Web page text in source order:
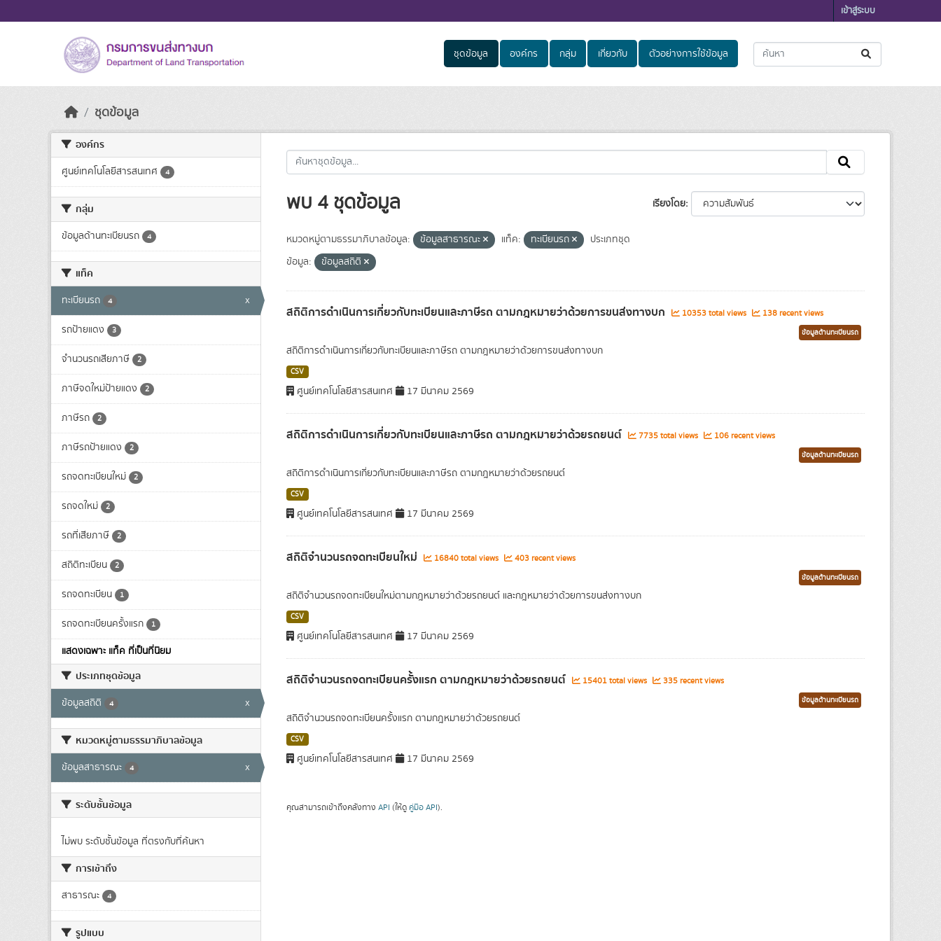
เข้าสู่ระบบ
ชุดข้อมูล องค์กร กลุ่ม เกี่ยวกับ ตัวอย่างการใช้ข้อมูล
ชุดข้อมูล
องค์กร
ศูนย์เทคโนโลยีสารสนเทศ 4
กลุ่ม
ข้อมูลด้านทะเบียนรถ 4
แท็ค
ทะเบียนรถ 4 x
รถป้ายแดง 3
จำนวนรถเสียภาษี 2
ภาษีจดใหม่ป้ายแดง 2
ภาษีรถ 2
ภาษีรถป้ายแดง 2
รถจดทะเบียนใหม่ 2
รถจดใหม่ 2
รถที่เสียภาษี 2
สถิติทะเบียน 2
รถจดทะเบียน 1
รถจดทะเบียนครั้งแรก 1
แสดงเฉพาะ แท็ค ที่เป็นที่นิยม
ประเภทชุดข้อมูล
ข้อมูลสถิติ 4 x
หมวดหมู่ตามธรรมาภิบาลข้อมูล
ข้อมูลสาธารณะ 4 x
ระดับชั้นข้อมูล
ไม่พบ ระดับชั้นข้อมูล ที่ตรงกับที่ค้นหา
การเข้าถึง
สาธารณะ 4
รูปแบบ
เรียงโดย
พบ 4 ชุดข้อมูล
หมวดหมู่ตามธรรมาภิบาลข้อมูล: ข้อมูลสาธารณะ แท็ค: ทะเบียนรถ
ประเภทชุด
ข้อมูล:
ข้อมูลสถิติ
สถิติการดำเนินการเกี่ยวกับทะเบียนและภาษีรถ ตามกฎหมายว่าด้วยการขนส่งทางบก 10353 total views 138 recent views
ข้อมูลด้านทะเบียนรถ
สถิติการดำเนินการเกี่ยวกับทะเบียนและภาษีรถ ตามกฎหมายว่าด้วยการขนส่งทางบก
CSV
ศูนย์เทคโนโลยีสารสนเทศ 17 มีนาคม 2569
สถิติการดำเนินการเกี่ยวกับทะเบียนและภาษีรถ ตามกฎหมายว่าด้วยรถยนต์ 7735 total views 106 recent views
ข้อมูลด้านทะเบียนรถ
สถิติการดำเนินการเกี่ยวกับทะเบียนและภาษีรถ ตามกฎหมายว่าด้วยรถยนต์
CSV
ศูนย์เทคโนโลยีสารสนเทศ 17 มีนาคม 2569
สถิติจำนวนรถจดทะเบียนใหม่ 16840 total views 403 recent views
ข้อมูลด้านทะเบียนรถ
สถิติจำนวนรถจดทะเบียนใหม่ตามกฎหมายว่าด้วยรถยนต์ และกฎหมายว่าด้วยการขนส่งทางบก
CSV
ศูนย์เทคโนโลยีสารสนเทศ 17 มีนาคม 2569
สถิติจำนวนรถจดทะเบียนครั้งแรก ตามกฎหมายว่าด้วยรถยนต์ 15401 total views 335 recent views
ข้อมูลด้านทะเบียนรถ
สถิติจำนวนรถจดทะเบียนครั้งแรก ตามกฎหมายว่าด้วยรถยนต์
CSV
ศูนย์เทคโนโลยีสารสนเทศ 17 มีนาคม 2569
คุณสามารถเข้าถึงคลังทาง API (ให้ดู คู่มือ API).